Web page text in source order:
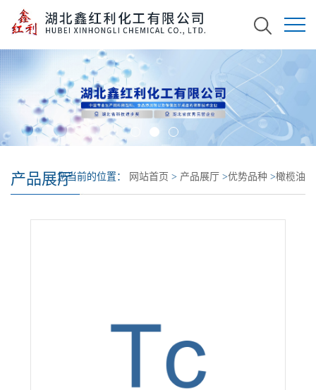
产品展厅您当前的位置： 网站首页 > 产品展厅 >优势品种 >橄榄油